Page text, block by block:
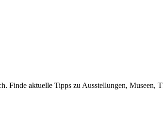
Finde aktuelle Tipps zu Ausstellungen, Museen,